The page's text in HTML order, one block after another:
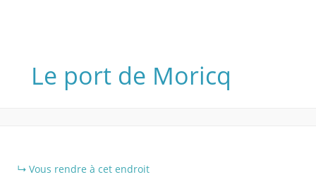
Le port de Moricq
Vous rendre à cet endroit